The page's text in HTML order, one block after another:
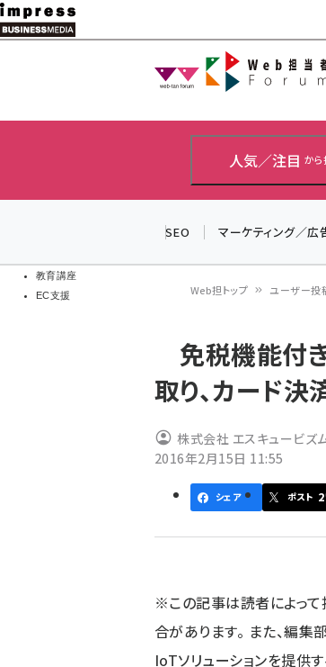
メ
イ
教育講座
EC支援
人気／注目 から
SEO マーケティング／広
く
ず
Web担トップ ユーザー投
免税機能付
取り、カード
株式会社 エスキュービズ
2016年2月15日 11:55
シェア ポスト
※この記事は読者によっ
合があります。 また、編
IoTソリューションを提供